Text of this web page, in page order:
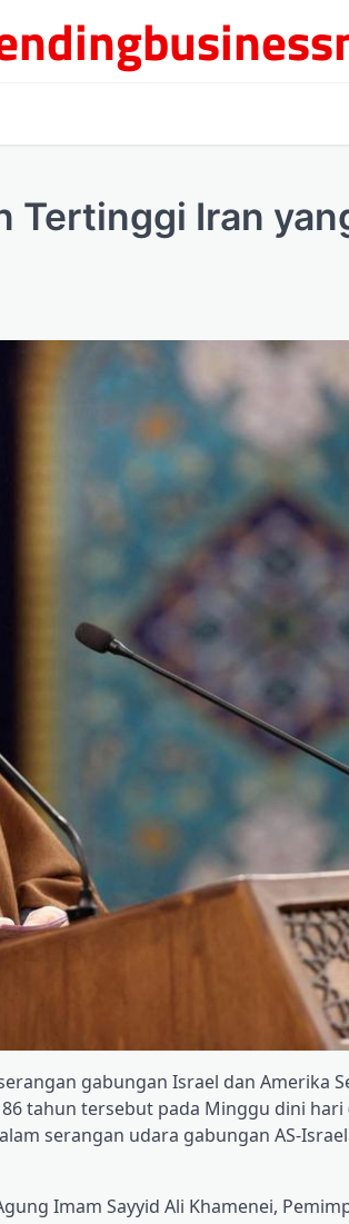
Tertinggi Iran
gabungan Israel dan Amerika
tahun tersebut pada Minggu dini hari
serangan udara gabungan AS-
Imam Sayyid Ali Khamenei,